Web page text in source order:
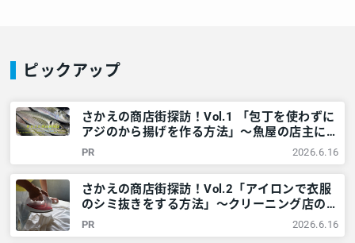
ピックアップ
さかえの商店街探訪！Vol.1 「包丁を使わずに
アジのから揚げを作る方法」～魚屋の店主に学
ぶ～ – 神奈川・東京多摩のご近所情報 – レア
リア
PR 2026.6.16
さかえの商店街探訪！Vol.2「アイロンで衣服
のシミ抜きをする方法」～クリーニング店の家
庭でできる技～ – 神奈川・東京多摩のご近所
情報 – レアリア
PR 2026.6.16